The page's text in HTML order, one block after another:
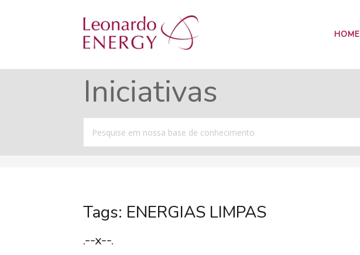
HOME
Iniciativas
por
Tags: ENERGIAS LIMPAS
.--x--.